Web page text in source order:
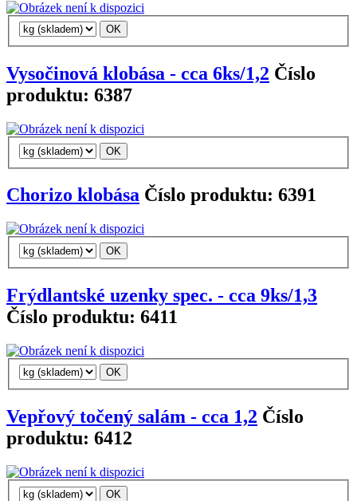
Vysočinová klobása - cca 6ks/1,2 Číslo
produktu: 6387
Chorizo klobása Číslo produktu: 6391
Frýdlantské uzenky spec. - cca 9ks/1,3
Číslo produktu: 6411
Vepřový točený salám - cca 1,2 Číslo
produktu: 6412